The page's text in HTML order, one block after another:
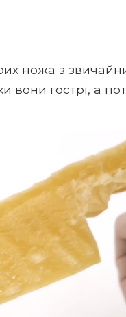
ножа з
вони гострі, а